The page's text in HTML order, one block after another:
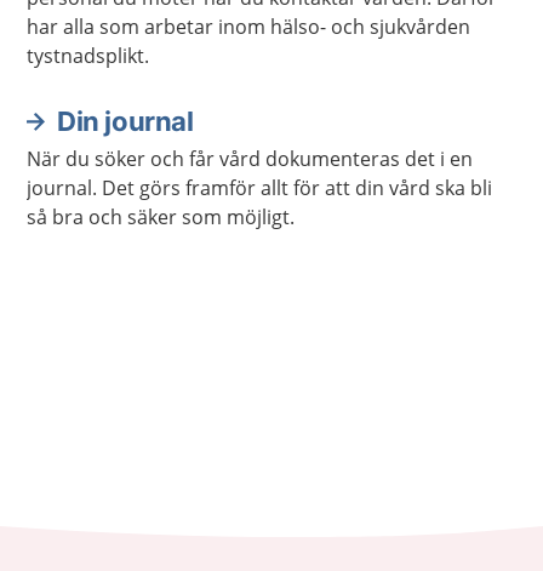
har alla som arbetar inom hälso- och sjukvården
tystnadsplikt.
Din journal
När du söker och får vård dokumenteras det i en
journal. Det görs framför allt för att din vård ska bli
så bra och säker som möjligt.